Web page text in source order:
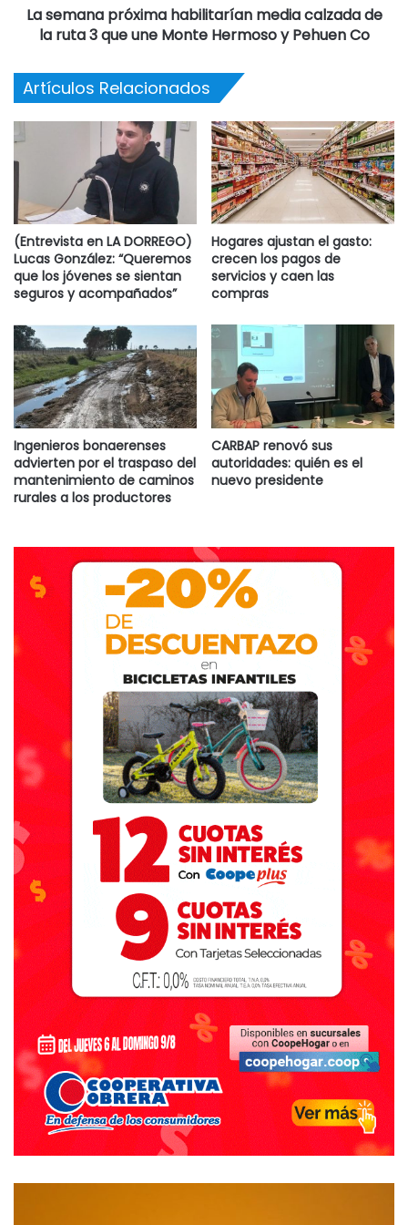
La semana próxima habilitarían media calzada de
la ruta 3 que une Monte Hermoso y Pehuen Co
Artículos Relacionados
(Entrevista en LA DORREGO)
Lucas González: “Queremos
que los jóvenes se sientan
seguros y acompañados”
Hogares ajustan el gasto:
crecen los pagos de
servicios y caen las
compras
Ingenieros bonaerenses
advierten por el traspaso del
mantenimiento de caminos
rurales a los productores
CARBAP renovó sus
autoridades: quién es el
nuevo presidente